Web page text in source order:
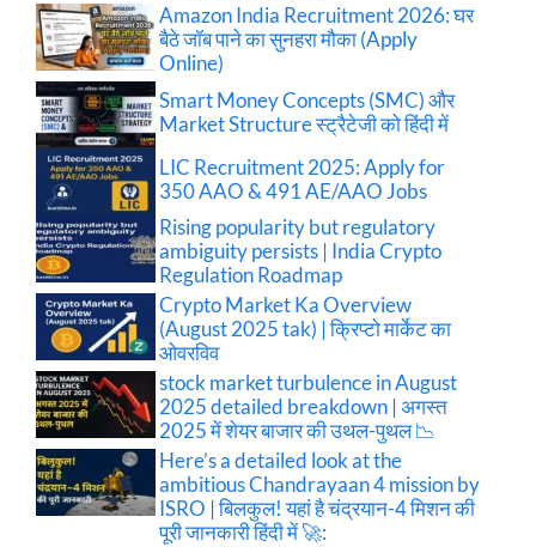
Amazon India Recruitment 2026: घर
बैठे जॉब पाने का सुनहरा मौका (Apply
Online)
Smart Money Concepts (SMC) और
Market Structure स्ट्रैटेजी को हिंदी में
LIC Recruitment 2025: Apply for
350 AAO & 491 AE/AAO Jobs
Rising popularity but regulatory
ambiguity persists | India Crypto
Regulation Roadmap
Crypto Market Ka Overview
(August 2025 tak) | क्रिप्टो मार्केट का
ओवरविव
stock market turbulence in August
2025 detailed breakdown | अगस्त
2025 में शेयर बाजार की उथल-पुथल 📉
Here’s a detailed look at the
ambitious Chandrayaan 4 mission by
ISRO | बिलकुल! यहां है चंद्रयान-4 मिशन की
पूरी जानकारी हिंदी में 🚀: